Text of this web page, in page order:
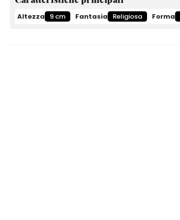
Altezza 9 cm Fantasia Religiosa Forma